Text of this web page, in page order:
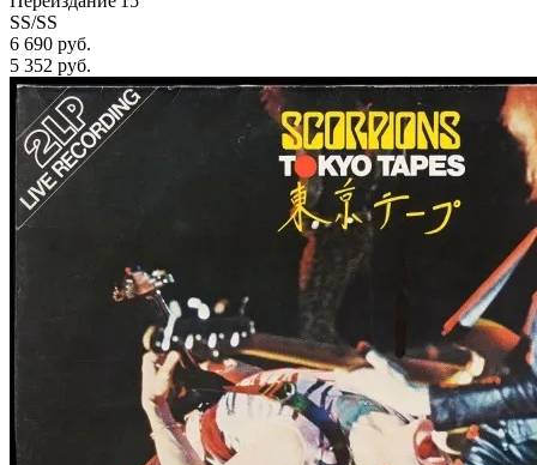
SS/SS
6 690 руб.
5 352 руб.